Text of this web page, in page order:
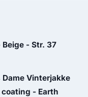
- Str. 37
Vinterjakke
coating - Earth